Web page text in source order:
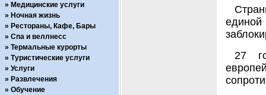
27
Медицинские услуги
Ночная жизнь
Рестораны, Кафе, Бары
Спа и веллнесс
Термальные курорты
Туристические услуги
Услуги
Развлечения
Обучение